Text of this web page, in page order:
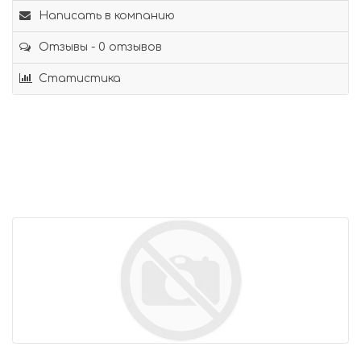
Написать в компанию
Отзывы - 0 отзывов
Статистика